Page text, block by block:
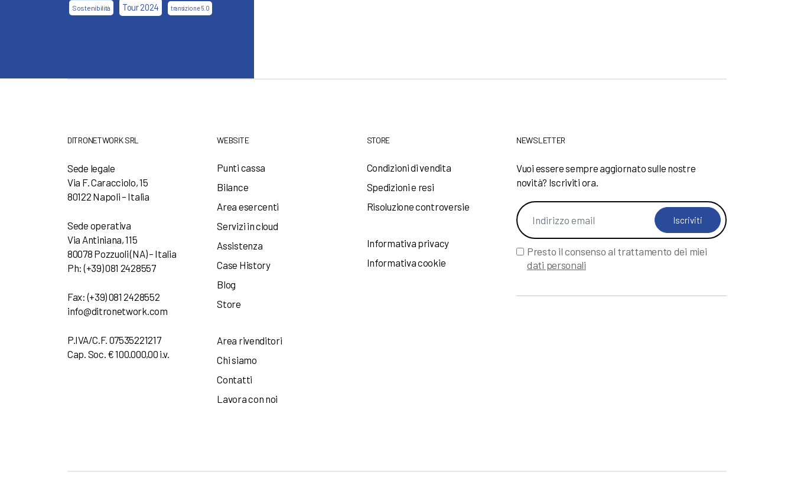
Sostenibilità Tour 2024 transizione 5.0
DITRONETWORK SRL
Sede legale
Via F. Caracciolo, 15
80122 Napoli – Italia
Sede operativa
Via Antiniana, 115
80078 Pozzuoli (NA) – Italia
Ph: (+39) 081 2428557
Fax: (+39) 081 2428552
info@ditronetwork.com
P.IVA/C.F. 07535221217
Cap. Soc. € 100.000,00 i.v.
WEBSITE
Punti cassa
Bilance
Area esercenti
Servizi in cloud
Assistenza
Case History
Blog
Store
Area rivenditori
Chi siamo
Contatti
Lavora con noi
STORE
Condizioni di vendita
Spedizioni e resi
Risoluzione controversie
Informativa privacy
Informativa cookie
NEWSLETTER
Vuoi essere sempre aggiornato sulle nostre
novità? Iscriviti ora.
Iscriviti
Presto il consenso al trattamento dei miei
dati personali